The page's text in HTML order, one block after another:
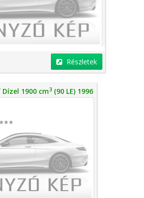
Részletek
1900 cm3 (90 LE) 1996